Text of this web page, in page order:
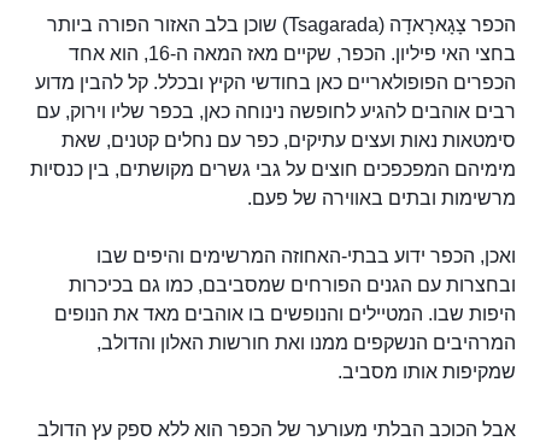
הכפר צָגָארָאדָה (Tsagarada) שוכן בלב האזור הפורה ביותר
בחצי האי פיליון. הכפר, שקיים מאז המאה ה-16, הוא אחד
הכפרים הפופולאריים כאן בחודשי הקיץ ובכלל. קל להבין מדוע
רבים אוהבים להגיע לחופשה נינוחה כאן, בכפר שליו וירוק, עם
סימטאות נאות ועצים עתיקים, כפר עם נחלים קטנים, שאת
מימיהם המפכפכים חוצים על גבי גשרים מקושתים, בין כנסיות
מרשימות ובתים באווירה של פעם.
ואכן, הכפר ידוע בבתי-האחוזה המרשימים והיפים שבו
ובחצרות עם הגנים הפורחים שמסביבם, כמו גם בכיכרות
היפות שבו. המטיילים והנופשים בו אוהבים מאד את הנופים
המרהיבים הנשקפים ממנו ואת חורשות האלון והדולב,
שמקיפות אותו מסביב.
אבל הכוכב הבלתי מעורער של הכפר הוא ללא ספק עץ הדולב